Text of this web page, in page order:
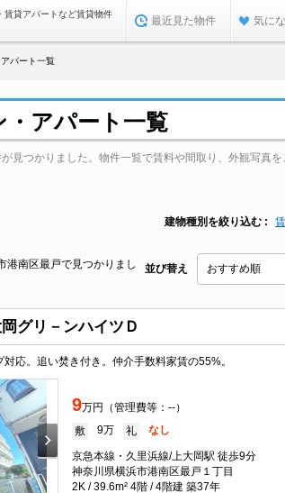
賃貸アパートなど賃貸物件
最近見た物件 気に
パート一覧
・アパート一覧
つかりました。物件一覧で賃料や間取り、外観写真を
建物種別を絞り込む
港南区最戸で見つかりまし
並び替え
グリ－ンハイツＤ
応。追い焚き付き。仲介手数料家賃の55%。
9万円（管理費等：--）
敷 9万 礼 なし
京急本線・久里浜線/上大岡駅 徒歩9分
神奈川県横浜市港南区最戸１丁目
2K / 39.6m² 4階 / 4階建 築37年